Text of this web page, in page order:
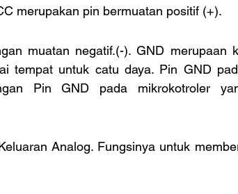
merupakan pin bermuatan positif (+).
tempat untuk catu daya. Pin GND
Pin GND pada mikrokotroler